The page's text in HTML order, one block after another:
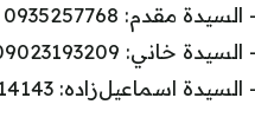
مقدم: 0935257768
09023193209
09050614143